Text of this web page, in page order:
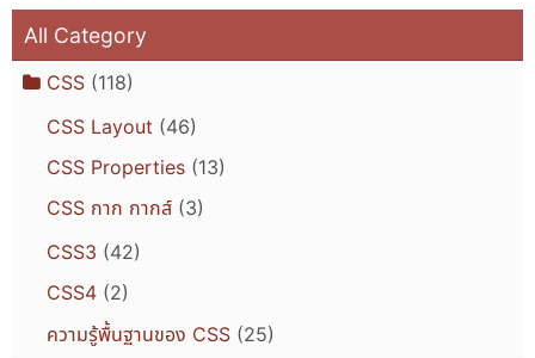
All Category
CSS(118)
CSS Layout (46)
CSS Properties(13)
CSS กาก กากส์(3)
CSS3 (42)
CSS4(2)
ความรู้พื้นฐานของ CSS(25)